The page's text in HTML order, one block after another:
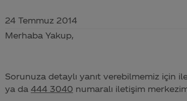
24 Temmuz 2014
Merhaba Yakup,
Sorunuza detaylı yanıt verebilmemiz için
ya da 444 3040 numaralı iletişim